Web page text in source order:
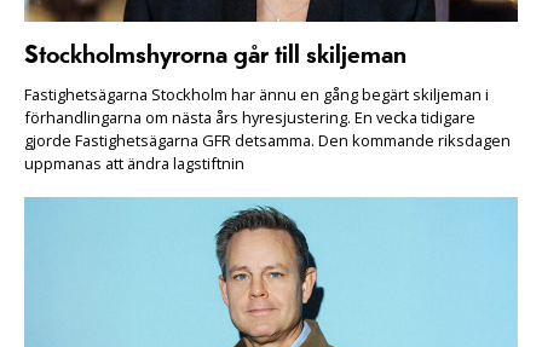
Stockholmshyrorna går till skiljeman
Fastighetsägarna Stockholm har ännu en gång begärt skiljeman i
förhandlingarna om nästa års hyresjustering. En vecka tidigare
gjorde Fastighetsägarna GFR detsamma. Den kommande riksdagen
uppmanas att ändra lagstiftnin